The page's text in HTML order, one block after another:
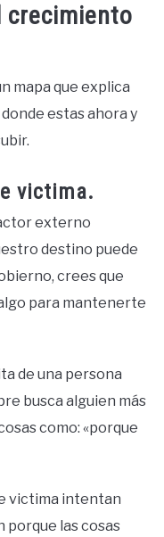
crecimiento
mapa que explica
estas ahora y
victima.
externo
destino puede
crees que
para mantenerte
de una persona
busca alguien más
como: «porque
victima intentan
porque las cosas